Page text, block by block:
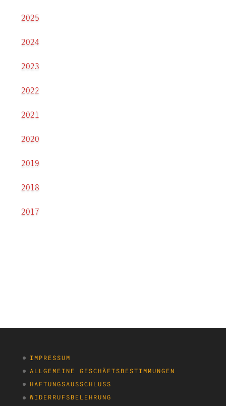
2025
2024
2023
2022
2021
2020
2019
2018
2017
IMPRESSUM
ALLGEMEINE GESCHÄFTSBESTIMMUNGEN
HAFTUNGSAUSSCHLUSS
WIDERRUFSBELEHRUNG